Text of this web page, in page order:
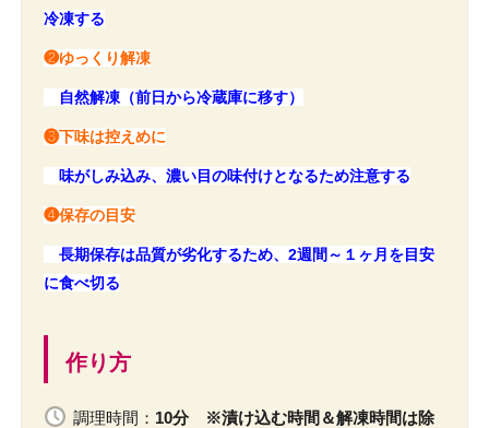
冷凍する
❷ゆっくり解凍
自然解凍（前日から冷蔵庫に移す）
❸下味は控えめに
味がしみ込み、濃い目の味付けとなるため注意する
❹保存の目安
長期保存は品質が劣化するため、2週間～１ヶ月を目安
に食べ切る
作り方
調理時間： 10分 ※漬け込む時間＆解凍時間は除